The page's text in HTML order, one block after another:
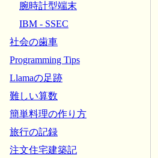
腕時計型端末
IBM - SSEC
社会の歯車
Programming Tips
Llamaの足跡
難しい算数
簡単料理の作り方
旅行の記録
注文住宅建築記